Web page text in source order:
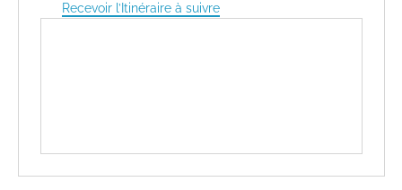
Recevoir l’Itinéraire à suivre